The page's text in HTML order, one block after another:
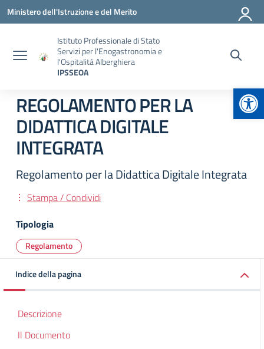
Vai ai contenuti
Vai al menu di navigazione
Vai al footer
Ministero dell'Istruzione e del Merito
Istituto Professionale di Stato
Servizi per l'Enogastronomia e
l'Ospitalità Alberghiera
IPSSEOA
REGOLAMENTO PER LA
DIDATTICA DIGITALE
INTEGRATA
Regolamento per la Didattica Digitale Integrata
Stampa / Condividi
Tipologia
Regolamento
Indice della pagina
Descrizione
Il Documento